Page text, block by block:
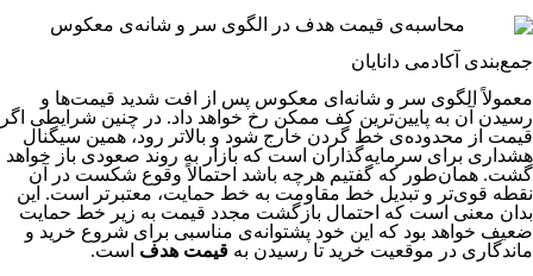
جمع‌بندی آکادمی دانایان
معمولاً الگوی سر و شانه‌ای معکوس پس از افت شدید قیمت‌ها و
رسیدن آن به پایین‌ترین کف ممکن رخ خواهد داد. در چنین شرایطی اگر
قیمت از محدوده‌ی خط گردن خارج شود و بالاتر رود، همین سیگنال
هشداری برای سرمایه‌گذاران است که بازار به روند صعودی باز خواهد
گشت. همان‌طور که گفتیم هرچه باشد احتمالاً وقوع شکست در آن
نقطه قوی‌تر و تبدیل خط مقاومت به خط حمایت، معتبرتر است. این
بدان معنی است که احتمال بازگشت مجدد قیمت به زیر خط حمایت
ضعیف خواهد بود که این خود پشتوانه‌ی مناسبی برای شروع خرید و
ماندگاری در موقعیت خرید تا رسیدن به قیمت هدف است.